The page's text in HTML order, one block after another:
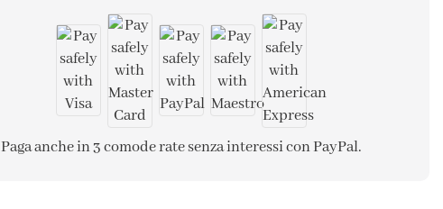
Paga anche in 3 comode rate senza interessi con PayPal.